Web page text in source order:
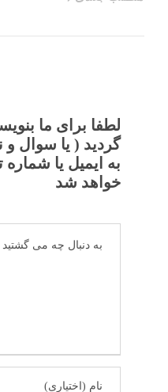
لطفا برای ما
گردید ( یا سوال
به ایمیل یا
خواهد شد